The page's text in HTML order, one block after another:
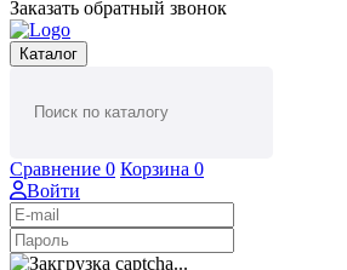
Заказать обратный звонок
Каталог
Сравнение 0 Корзина 0
Войти